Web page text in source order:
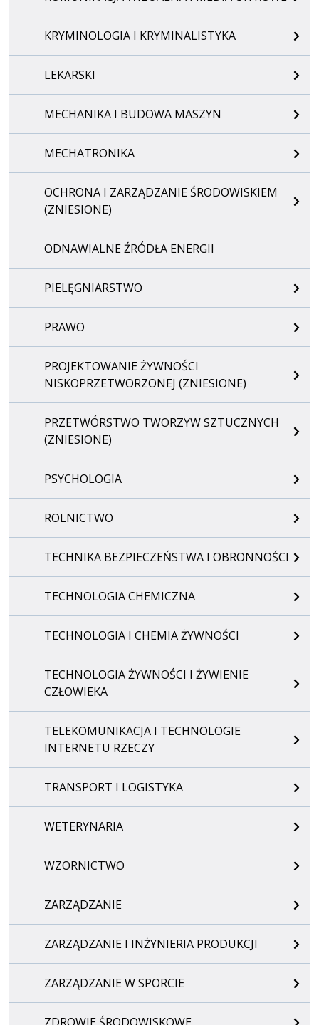
KRYMINOLOGIA I KRYMINALISTYKA
LEKARSKI
MECHANIKA I BUDOWA MASZYN
MECHATRONIKA
OCHRONA I ZARZĄDZANIE ŚRODOWISKIEM
(ZNIESIONE)
ODNAWIALNE ŹRÓDŁA ENERGII
PIELĘGNIARSTWO
PRAWO
PROJEKTOWANIE ŻYWNOŚCI
NISKOPRZETWORZONEJ (ZNIESIONE)
PRZETWÓRSTWO TWORZYW SZTUCZNYCH
(ZNIESIONE)
PSYCHOLOGIA
ROLNICTWO
TECHNIKA BEZPIECZEŃSTWA I OBRONNOŚCI
TECHNOLOGIA CHEMICZNA
TECHNOLOGIA I CHEMIA ŻYWNOŚCI
TECHNOLOGIA ŻYWNOŚCI I ŻYWIENIE
CZŁOWIEKA
TELEKOMUNIKACJA I TECHNOLOGIE
INTERNETU RZECZY
TRANSPORT I LOGISTYKA
WETERYNARIA
WZORNICTWO
ZARZĄDZANIE
ZARZĄDZANIE I INŻYNIERIA PRODUKCJI
ZARZĄDZANIE W SPORCIE
ZDROWIE ŚRODOWISKOWE